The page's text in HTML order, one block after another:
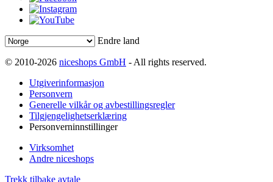
Endre land
© 2010-2026 niceshops GmbH - All rights reserved.
Utgiverinformasjon
Personvern
Generelle vilkår og avbestillingsregler
Tilgjengelighetserklæring
Personverninnstillinger
Virksomhet
Andre niceshops
Trekk tilbake avtale